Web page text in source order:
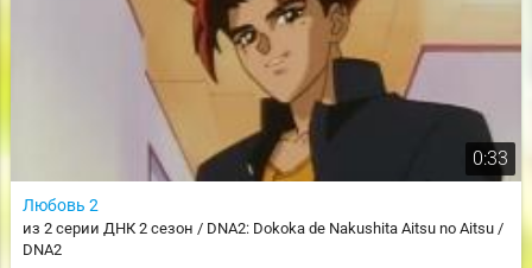
0:33
Любовь 2
из 2 серии ДНК 2 сезон / DNA2: Dokoka de Nakushita Aitsu no Aitsu /
DNA2